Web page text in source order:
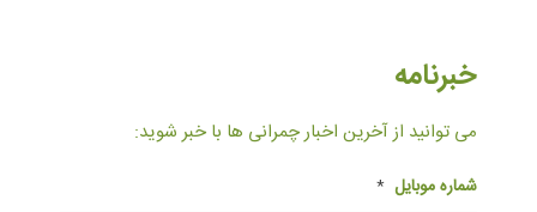
خبرنامه
می توانید از آخرین اخبار چمرانی ها با خبر شوید:
شماره موبایل *